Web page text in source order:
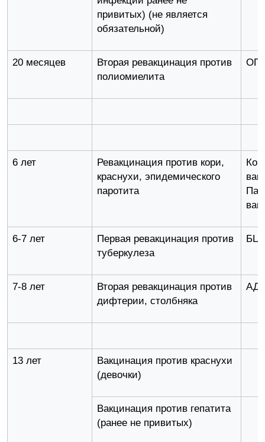
привитых) (не является
обязательной)
20 месяцев
Вторая ревакцинация против
полиомиелита
6 лет
Ревакцинация против кори,
краснухи, эпидемического
паротита
6-7 лет
Первая ревакцинация против
туберкулеза
7-8 лет
Вторая ревакцинация против
дифтерии, столбняка
13 лет
Вакцинация против краснухи
(девочки)
Вакцинация против гепатита
(ранее не привитых)